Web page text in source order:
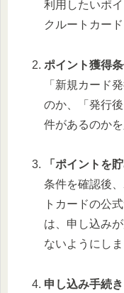
利用したいポ
クルートカー
ポイント獲得
「新規カード
のか、「発行
件があるのか
「ポイントを
条件を確認後
トカードの公
は、申し込み
ないようにしま
申し込み手続